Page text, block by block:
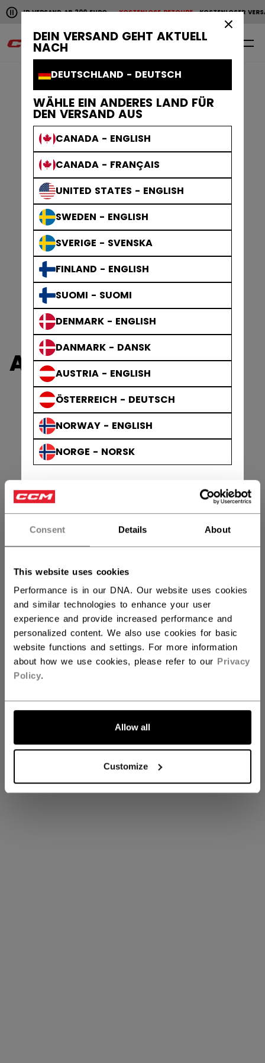
Consent Details About
This website uses cookies
Performance is in our DNA. Our website uses cookies
and similar technologies to enhance your user
experience and provide increased performance and
personalized content. We also use cookies for basic
website functions and settings. For more information
about how we use cookies, please refer to our Privacy
Policy.
Allow all
Customize
DEIN VERSAND GEHT AKTUELL
NACH
DEUTSCHLAND - DEUTSCH
WÄHLE EIN ANDERES LAND FÜR
DEN VERSAND AUS
CANADA - ENGLISH
CANADA - FRANÇAIS
UNITED STATES - ENGLISH
SWEDEN - ENGLISH
SVERIGE - SVENSKA
FINLAND - ENGLISH
SUOMI - SUOMI
DENMARK - ENGLISH
DANMARK - DANSK
AUSTRIA - ENGLISH
ÖSTERREICH - DEUTSCH
NORWAY - ENGLISH
NORGE - NORSK
Horizontale Bildlaufanimation anhalten.
VERSAND AB 200 EUROKOSTENLOSE RETOURE KOSTENLOSER
KOSTENLOSER VERSAND AB 200 EURO KOSTENLOSE
0
AXIS GOALIE PADS
Axis Goalie Pads
Bald verfügbar
Freue dich auf unsere kommende Kollektion
Axis Goalie Pads